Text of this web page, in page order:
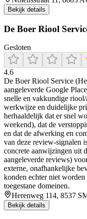
Bekijk details
De Boer Riool
Gesloten
4.6
De Boer Riool Service
aangeleverde Google
snelle en vakkundige
werkwijze en duidelijke
herhaaldelijk dat er snel
weekend), dat de
en dat de afwerking en
van deze review-signalen
concrete aanwijzingen uit
aangeleverde reviews)
externe, onafhankelijke
konden echter niet
toegestane domeinen.
Herenweg 114, 8537
Bekijk details